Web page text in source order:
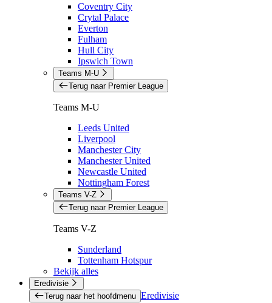
Coventry City
Crytal Palace
Everton
Fulham
Hull City
Ipswich Town
Teams M-U
Terug naar Premier League
Teams M-U
Leeds United
Liverpool
Manchester City
Manchester United
Newcastle United
Nottingham Forest
Teams V-Z
Terug naar Premier League
Teams V-Z
Sunderland
Tottenham Hotspur
Bekijk alles
Eredivisie
Terug naar het hoofdmenu Eredivisie